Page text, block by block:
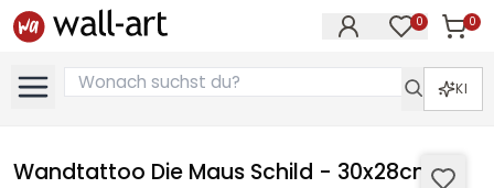
0 0
KI
Wandtattoo Die Maus Schild - 30x28cm